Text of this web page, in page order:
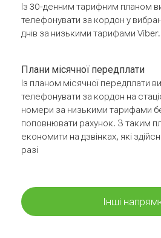
Із 30-денним тарифним планом
телефонувати за кордон у
днів за низькими тарифами Viber.
Плани місячної передплати
Із планом місячної передплати
телефонувати за кордон на
номери за низькими тарифами
поповнювати рахунок. З таким
економити на дзвінках, які
разі
Інші